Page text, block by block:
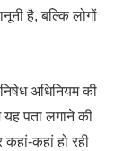
है, बल्कि लोगों
अधिनियम की
यह पता लगाने की
कहां हो रही